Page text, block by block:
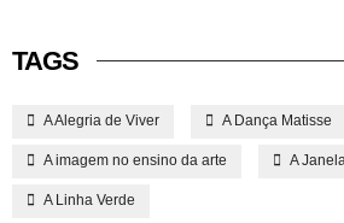
TAGS
A Alegria de Viver A Dança Matisse
A imagem no ensino da arte A
A Linha Verde